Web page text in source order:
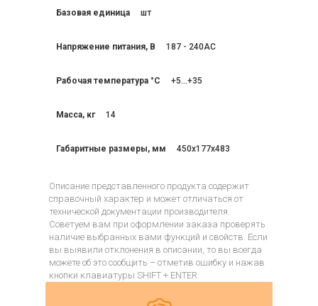
Базовая единица шт
Напряжение питания, В 187 - 240AC
Рабочая температура °C +5...+35
Масса, кг 14
Габаритные размеры, мм 450x177x483
Описание представленного продукта содержит
справочный характер и может отличаться от
технической документации производителя.
Советуем вам при оформлении заказа проверять
наличие выбранных вами функций и свойств. Если
вы выявили отклонения в описании, то вы всегда
можете об это сообщить – отметив ошибку и нажав
кнопки клавиатуры SHIFT + ENTER